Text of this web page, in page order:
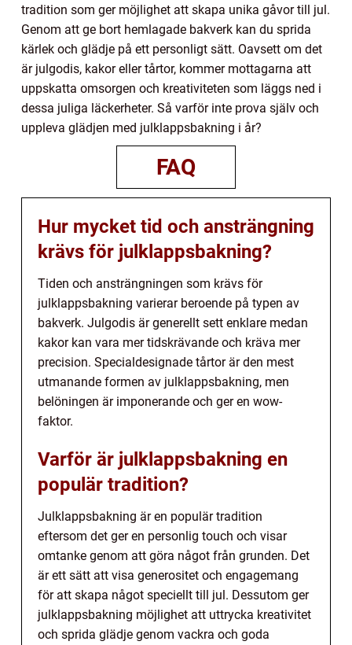
tradition som ger möjlighet att skapa unika gåvor till jul.
Genom att ge bort hemlagade bakverk kan du sprida
kärlek och glädje på ett personligt sätt. Oavsett om det
är julgodis, kakor eller tårtor, kommer mottagarna att
uppskatta omsorgen och kreativiteten som läggs ned i
dessa juliga läckerheter. Så varför inte prova själv och
uppleva glädjen med julklappsbakning i år?
FAQ
Hur mycket tid och ansträngning
krävs för julklappsbakning?
Tiden och ansträngningen som krävs för
julklappsbakning varierar beroende på typen av
bakverk. Julgodis är generellt sett enklare medan
kakor kan vara mer tidskrävande och kräva mer
precision. Specialdesignade tårtor är den mest
utmanande formen av julklappsbakning, men
belöningen är imponerande och ger en wow-
faktor.
Varför är julklappsbakning en
populär tradition?
Julklappsbakning är en populär tradition
eftersom det ger en personlig touch och visar
omtanke genom att göra något från grunden. Det
är ett sätt att visa generositet och engagemang
för att skapa något speciellt till jul. Dessutom ger
julklappsbakning möjlighet att uttrycka kreativitet
och sprida glädje genom vackra och goda